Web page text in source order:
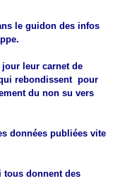
le guidon des infos
leur carnet de
rebondissent pour
du non su vers
données publiées vite
tous donnent des